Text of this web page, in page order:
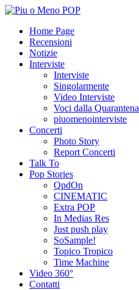
Home Page
Recensioni
Notizie
Interviste
Interviste
Singolarmente
Video Interviste
Voci dalla Quarantena
piuomenointerviste
Concerti
Photo Story
Report Concerti
Talk To
Pop Stories
QpdOn
CINEMATIC
Extra POP
In Medias Res
Just push play
SoSample!
Topico Tropico
Time Machine
Video 360°
Contatti